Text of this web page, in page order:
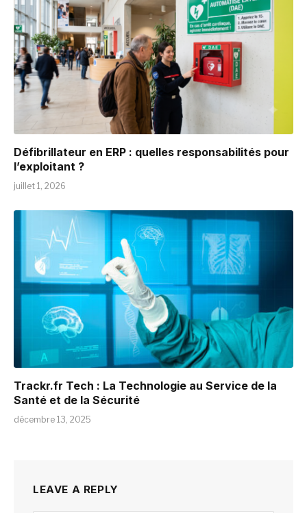
Défibrillateur en ERP : quelles responsabilités pour
l’exploitant ?
juillet 1, 2026
Trackr.fr Tech : La Technologie au Service de la
Santé et de la Sécurité
décembre 13, 2025
LEAVE A REPLY